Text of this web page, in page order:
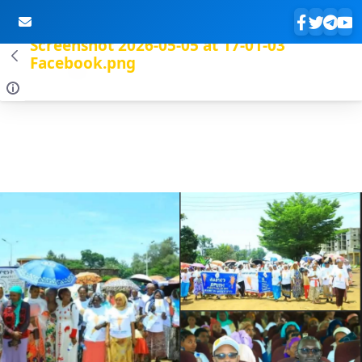
Screenshot 2026-05-05 at 17-01-03
Facebook.png